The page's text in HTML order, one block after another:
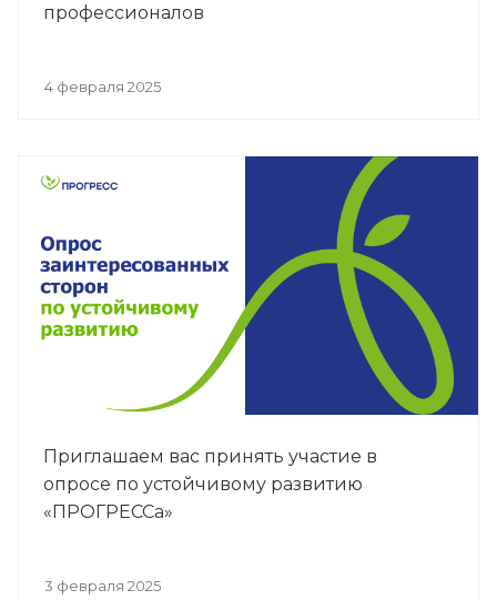
профессионалов
4 февраля 2025
Приглашаем вас принять участие в
опросе по устойчивому развитию
«ПРОГРЕССа»
3 февраля 2025